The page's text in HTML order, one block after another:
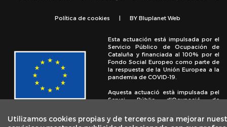
Utilizamos cookies propias y de terceros para mejorar
Política de cookies | BY Bluplanet Web
Esta actuación está impulsada por el
Servicio Público de Ocupación de
Cataluña y financiada al 100% por el
Fondo Social Europeo como parte de
la respuesta de la Unión Europea a la
pandemia de COVID-19.
Aquesta actuació està impulsada pel
Servei Públic d'Ocupació de
Fons Social Europeu com a part de la
resposta de la Unió Europea a la